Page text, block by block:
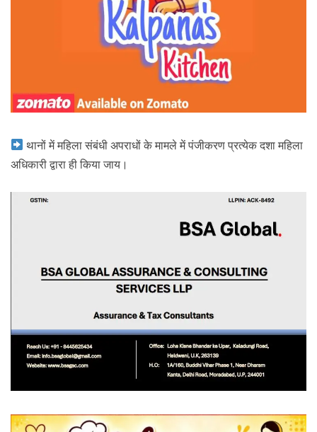
थानों में महिला संबंधी अपराधों के मामले में पंजीकरण प्रत्येक दशा महिला
अधिकारी द्वारा ही किया जाय।